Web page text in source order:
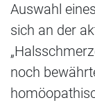
Auswahl
sich an der
noch